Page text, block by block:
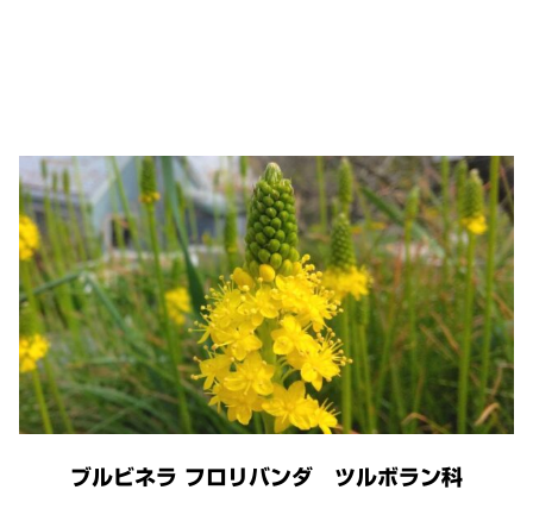
ブルビネラ フロリバンダ ツルボラン科